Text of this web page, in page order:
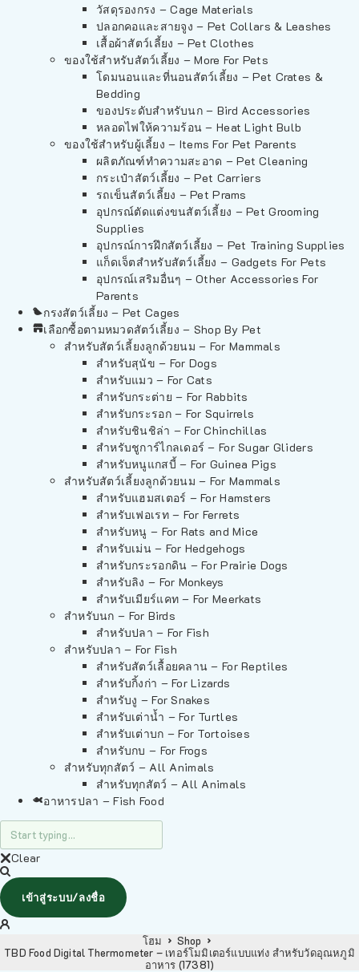
วัสดุรองกรง – Cage Materials
ปลอกคอและสายจูง – Pet Collars & Leashes
เสื้อผ้าสัตว์เลี้ยง – Pet Clothes
ของใช้สำหรับสัตว์เลี้ยง – More For Pets
โดมนอนและที่นอนสัตว์เลี้ยง – Pet Crates &
Bedding
ของประดับสำหรับนก – Bird Accessories
หลอดไฟให้ความร้อน – Heat Light Bulb
ของใช้สำหรับผู้เลี้ยง – Items For Pet Parents
ผลิตภัณฑ์ทำความสะอาด – Pet Cleaning
กระเป๋าสัตว์เลี้ยง – Pet Carriers
รถเข็นสัตว์เลี้ยง – Pet Prams
อุปกรณ์ตัดแต่งขนสัตว์เลี้ยง – Pet Grooming
Supplies
อุปกรณ์การฝึกสัตว์เลี้ยง – Pet Training Supplies
แก็ดเจ็ตสำหรับสัตว์เลี้ยง – Gadgets For Pets
อุปกรณ์เสริมอื่นๆ – Other Accessories For
Parents
กรงสัตว์เลี้ยง – Pet Cages
เลือกซื้อตามหมวดสัตว์เลี้ยง – Shop By Pet
สำหรับสัตว์เลี้ยงลูกด้วยนม – For Mammals
สำหรับสุนัข – For Dogs
สำหรับแมว – For Cats
สำหรับกระต่าย – For Rabbits
สำหรับกระรอก – For Squirrels
สำหรับชินชิล่า – For Chinchillas
สำหรับชูการ์ไกลเดอร์ – For Sugar Gliders
สำหรับหนูแกสบี้ – For Guinea Pigs
สำหรับสัตว์เลี้ยงลูกด้วยนม – For Mammals
สำหรับแฮมสเตอร์ – For Hamsters
สำหรับเฟอเรท – For Ferrets
สำหรับหนู – For Rats and Mice
สำหรับเม่น – For Hedgehogs
สำหรับกระรอกดิน – For Prairie Dogs
สำหรับลิง – For Monkeys
สำหรับเมียร์แคท – For Meerkats
สำหรับนก – For Birds
สำหรับปลา – For Fish
สำหรับปลา – For Fish
สำหรับสัตว์เลื้อยคลาน – For Reptiles
สำหรับกิ้งก่า – For Lizards
สำหรับงู – For Snakes
สำหรับเต่าน้ำ – For Turtles
สำหรับเต่าบก – For Tortoises
สำหรับกบ – For Frogs
สำหรับทุกสัตว์ – All Animals
สำหรับทุกสัตว์ – All Animals
อาหารปลา – Fish Food
Clear
เข้าสู่ระบบ/ลงชื่อ
โฮม
Shop
TBD Food Digital Thermometer – เทอร์โมมิเตอร์แบบแท่ง สำหรับวัดอุณหภูมิ
อาหาร (17381)